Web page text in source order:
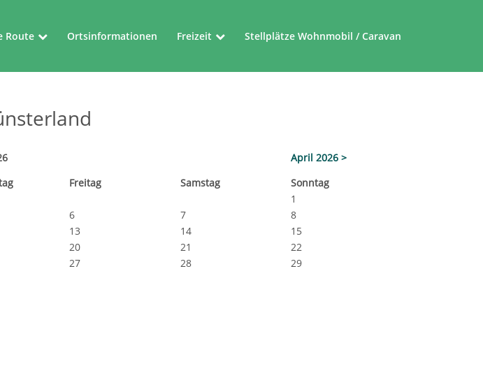
Route Ortsinformationen Freizeit
Ferienrouten im Münsterland
Stellplätze Wohnmobil / Caravan
April 2026 >
Freitag Samstag Sonntag
1
6 7
8
13 14
15
20 21
22
27 28
29